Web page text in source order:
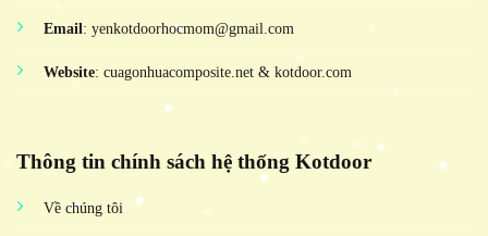
Email: yenkotdoorhocmom@gmail.com
Website: cuagonhuacomposite.net & kotdoor.com
Thông tin chính sách hệ thống Kotdoor
Về chúng tôi